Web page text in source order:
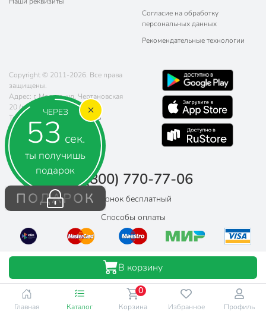
ЧЕРЕЗ
52 сек.
ты получишь
подарок
ПОДАРОК
Согласие на обработку
персональных данных
Рекомендательные технологии
Copyright © 2011-2026. Все права
защищены.
Адрес: г. Москва, ул. Чертановская
20 (метро Южная)
Телефон:
8 (800) 770-77-06
Почта:sales@poryadok.ru
8 (800) 770-77-06
Звонок бесплатный
Способы оплаты
Главная Каталог Корзина
0
Избранное Профиль
В корзину